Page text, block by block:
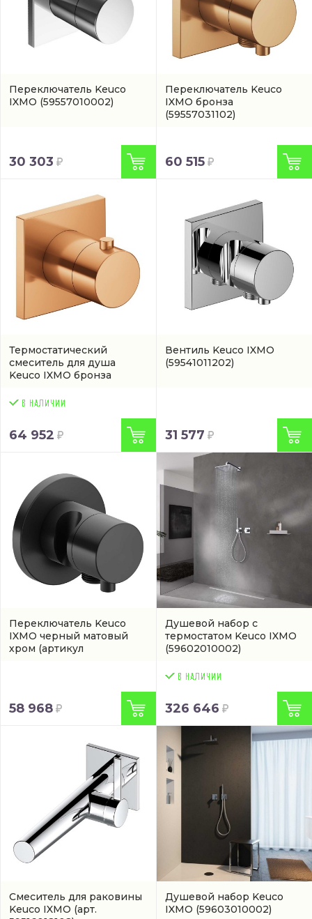
Переключатель Keuco
IXMO (59557010002)
30 303
Переключатель Keuco
IXMO бронза
(59557031102)
60 515
Термостатический
смеситель для душа
Keuco IXMO бронза
64 952
Вентиль Keuco IXMO
(59541011202)
31 577
Переключатель Keuco
IXMO черный матовый
хром (артикул
58 968
Душевой набор с
термостатом Keuco IXMO
(59602010002)
326 646
Смеситель для раковины
Keuco IXMO (арт.
Душевой набор Keuco
IXMO (59603010002)